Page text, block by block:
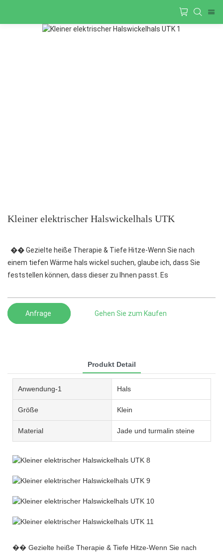
Kleiner elektrischer Halswickelhals UTK
�� Gezielte heiße Therapie & Tiefe Hitze-Wenn Sie nach
einem tiefen Wärme hals wickel suchen, glaube ich, dass Sie
feststellen können, dass dieser zu Ihnen passt. Es
Anfrage Gehen Sie zum Kaufen
Produkt Detail
Anwendung-1 Hals
Größe Klein
Material Jade und turmalin steine
�� Gezielte heiße Therapie & Tiefe Hitze-Wenn Sie nach